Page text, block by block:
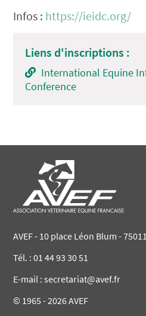
Infos : https://ieidc.org/
Liens d'inscriptions :
International Equine
Conference
AVEF - 10 place Léon Blum -
Tél. : 01 44 93 30 51
E-mail : secretariat@avef.fr
© 1965 - 2026 AVEF